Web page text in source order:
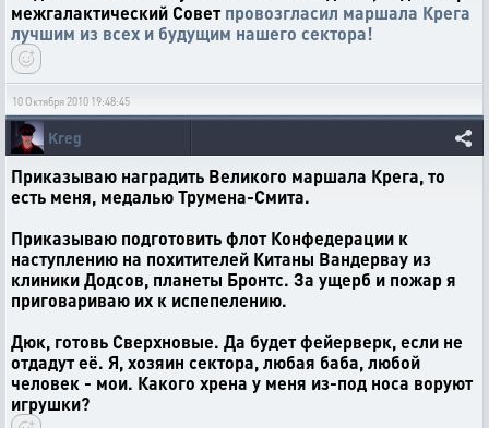
межгалактический Советпровозгласил маршала Крега
лучшим из всех и будущим нашего сектора!
10 Октября 2010 19:48:45
Kreg
Приказываю наградить Великого маршала Крега, то
есть меня, медалью Трумена-Смита.
Приказываю подготовить флот Конфедерации к
наступлению на похитителей Китаны Вандервау из
клиники Додсов, планеты Бронтс. За ущерб и пожар я
приговариваю их к испепелению.
Дюк, готовь Сверхновые. Да будет фейерверк, если не
отдадут её. Я, хозяин сектора, любая баба, любой
человек - мои. Какого хрена у меня из-под носа воруют
игрушки?